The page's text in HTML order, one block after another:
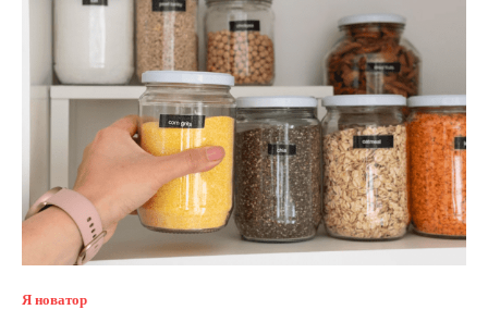
Я новатор